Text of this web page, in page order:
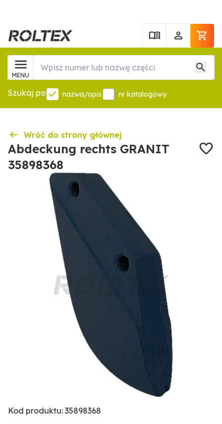
MENU
Szukaj po nazwa/opis nr katalogowy
Wróć do strony głównej
Abdeckung rechts GRANIT
35898368
Kod produktu: 35898368